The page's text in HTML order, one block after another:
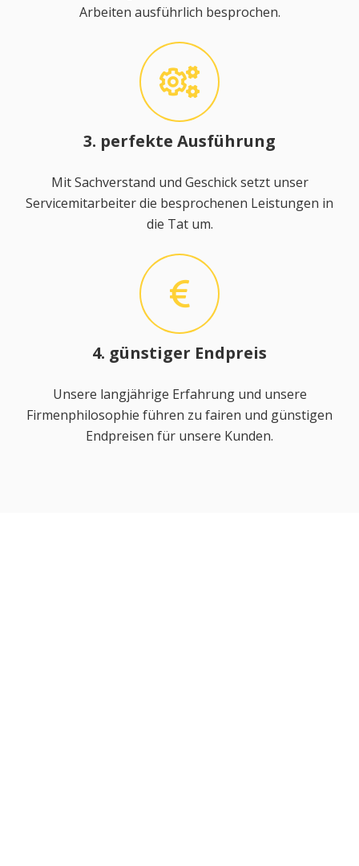
Arbeiten ausführlich besprochen.
3. perfekte Ausführung
Mit Sachverstand und Geschick setzt unser
Servicemitarbeiter die besprochenen Leistungen in
die Tat um.
4. günstiger Endpreis
Unsere langjährige Erfahrung und unsere
Firmenphilosophie führen zu fairen und günstigen
Endpreisen für unsere Kunden.